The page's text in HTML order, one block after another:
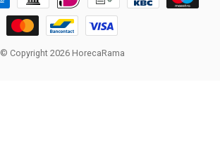
© Copyright 2026 HorecaRama